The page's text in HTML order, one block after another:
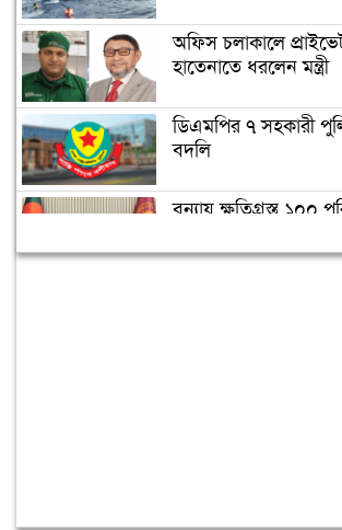
অফিস চলাকালে
হাতেনাতে ধরলেন মন্ত্রী
ডিএমপির ৭ সহকারী
বদলি
বন্যায় ক্ষতিগ্রস্ত ১০০